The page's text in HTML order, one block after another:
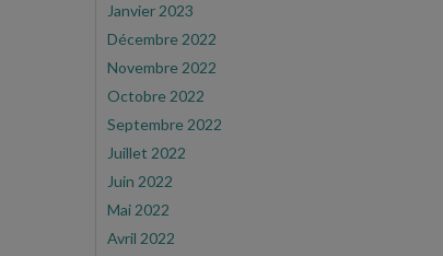
Janvier 2023
Décembre 2022
Novembre 2022
Octobre 2022
Septembre 2022
Juillet 2022
Juin 2022
Mai 2022
Avril 2022